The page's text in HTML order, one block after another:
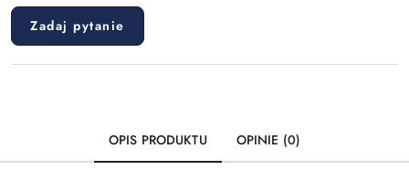
Zadaj pytanie
OPIS PRODUKTU OPINIE (0)